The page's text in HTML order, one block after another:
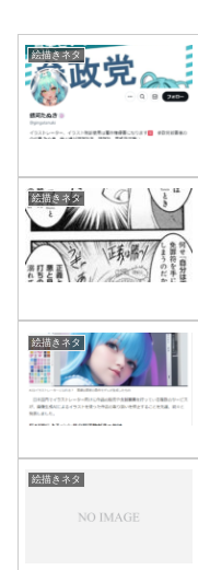
絵描きネタ
絵描きネタ
絵描きネタ
絵描きネタ